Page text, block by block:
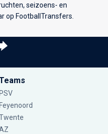
seizoens- en
op FootballTransfers.
PSV
Feyenoord